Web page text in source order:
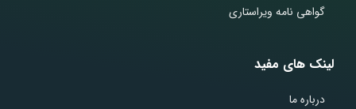
گواهی نامه ویراستاری
لینک های مفید
درباره ما